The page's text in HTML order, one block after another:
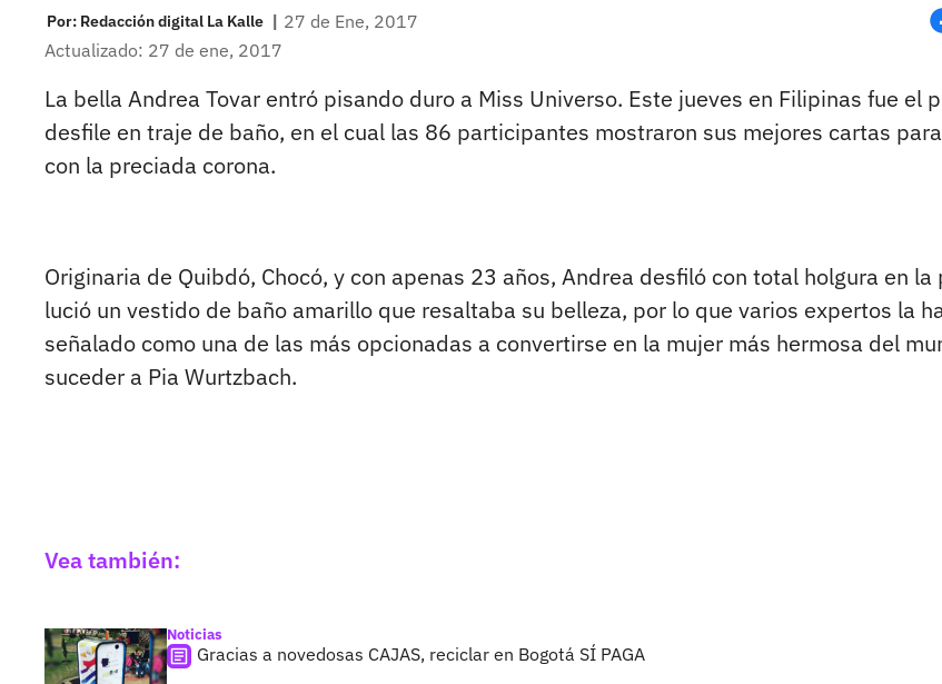
Por: Redacción digital La Kalle | 27 de Ene, 2017
Actualizado: 27 de ene, 2017
La bella Andrea Tovar entró pisando duro a Miss Universo. Este jueves en Filipinas fue el
desfile en traje de baño, en el cual las 86 participantes mostraron sus mejores cartas
con la preciada corona.
Originaria de Quibdó, Chocó, y con apenas 23 años, Andrea desfiló con total holgura en la
lució un vestido de baño amarillo que resaltaba su belleza, por lo que varios expertos la
señalado como una de las más opcionadas a convertirse en la mujer más hermosa del
suceder a Pia Wurtzbach.
Vea también:
Noticias
Gracias a novedosas CAJAS, reciclar en Bogotá SÍ PAGA